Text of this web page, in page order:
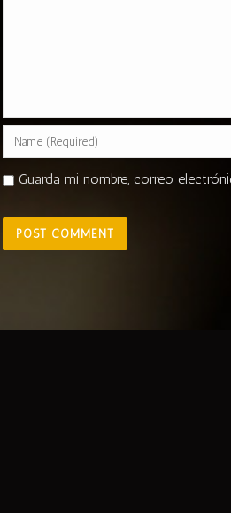
Guarda mi nombre, correo